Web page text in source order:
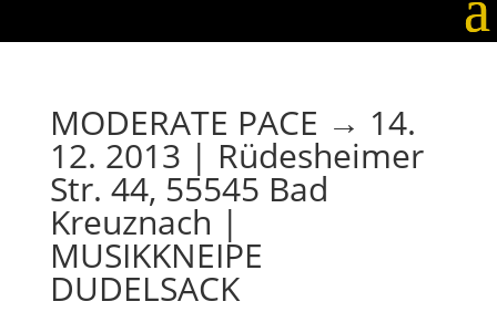
MODERATE PACE → 14.
12. 2013 | Rüdesheimer
Str. 44, 55545 Bad
Kreuznach |
MUSIKKNEIPE
DUDELSACK